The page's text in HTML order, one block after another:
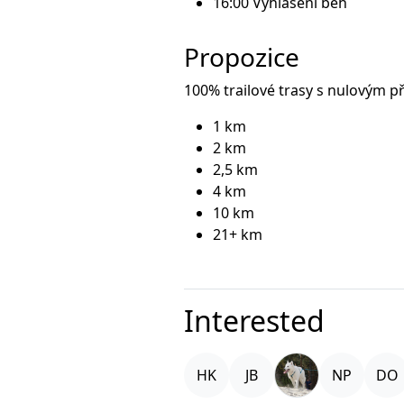
Propozice
100% trailové trasy s nulovým
1 km
2 km
2,5 km
4 km
10 km
21+ km
Interested